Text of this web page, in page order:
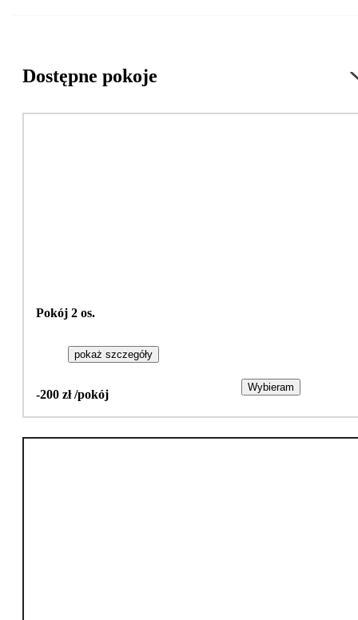
Dostępne pokoje
Pokój 2 os.
pokaż szczegóły
-200 zł /pokój
Wybieram